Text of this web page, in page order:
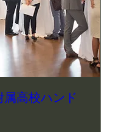
高校ハンド